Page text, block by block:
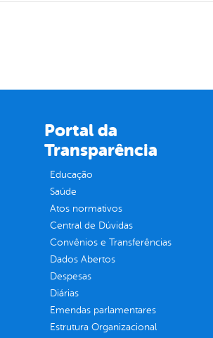
Portal da
Transparência
Educação
Saúde
Atos normativos
Central de Dúvidas
Convênios e Transferências
Dados Abertos
Despesas
Diárias
Emendas parlamentares
Estrutura Organizacional